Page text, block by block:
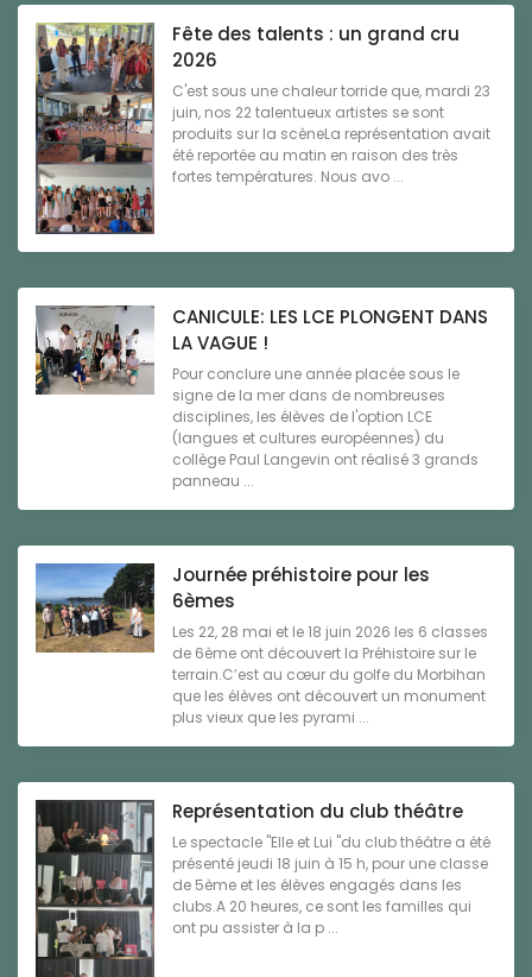
Fête des talents : un grand cru
2026
C'est sous une chaleur torride que, mardi 23
juin, nos 22 talentueux artistes se sont
produits sur la scèneLa représentation avait
été reportée au matin en raison des très
fortes températures. Nous avo ...
CANICULE: LES LCE PLONGENT DANS
LA VAGUE !
Pour conclure une année placée sous le
signe de la mer dans de nombreuses
disciplines, les élèves de l'option LCE
(langues et cultures européennes) du
collège Paul Langevin ont réalisé 3 grands
panneau ...
Journée préhistoire pour les
6èmes
Les 22, 28 mai et le 18 juin 2026 les 6 classes
de 6ème ont découvert la Préhistoire sur le
terrain.C’est au cœur du golfe du Morbihan
que les élèves ont découvert un monument
plus vieux que les pyrami ...
Représentation du club théâtre
Le spectacle "Elle et Lui "du club théâtre a été
présenté jeudi 18 juin à 15 h, pour une classe
de 5ème et les élèves engagés dans les
clubs.A 20 heures, ce sont les familles qui
ont pu assister à la p ...